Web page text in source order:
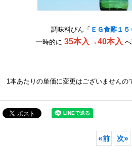
調味料びん「 ＥＧ食酢１５
一時的に 35本入→40本入
1本あたりの単価に変更はございませんの
«前 次»